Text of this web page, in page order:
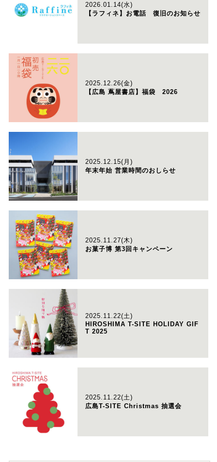
2026.01.14(水)
【ラフィネ】お電話 復旧のお知らせ
2025.12.26(金)
【広島 蔦屋書店】福袋 2026
2025.12.15(月)
年末年始 営業時間のおしらせ
2025.11.27(木)
お菓子博 第3回キャンペーン
2025.11.22(土)
HIROSHIMA T-SITE HOLIDAY GIF
T 2025
2025.11.22(土)
広島T-SITE Christmas 抽選会